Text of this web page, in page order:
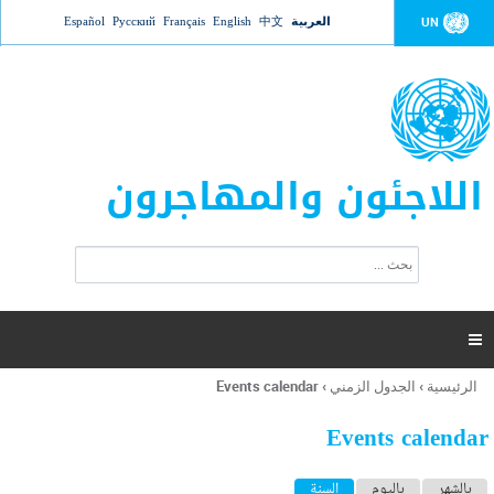
Jump to navigation UN العربية 中文
English
Français
Русский
Español
اللاجئون والمهاجرون
ت
ر
ل
ح
ب

أنت
هنا
الرئيسية › الجدول الزمني ›
Events calendar
Events calendar